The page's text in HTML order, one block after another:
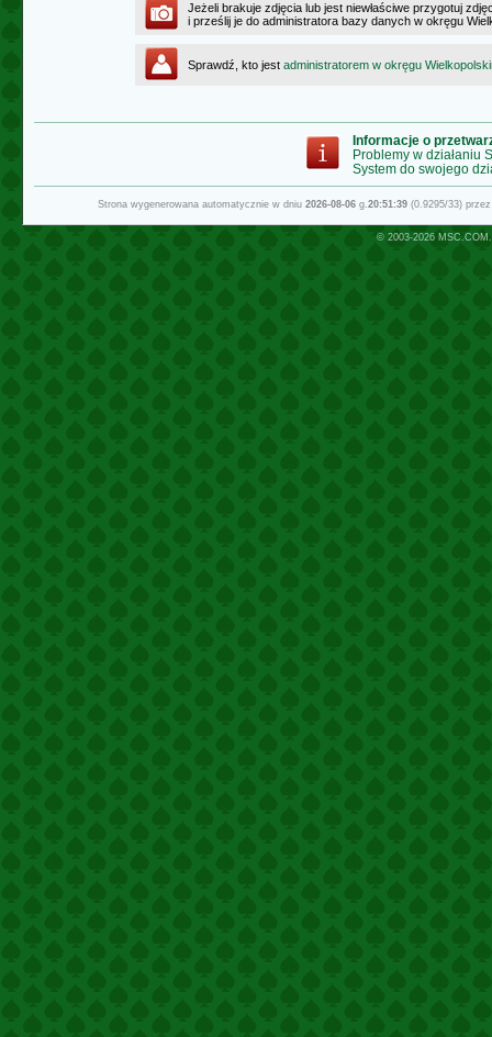
Jeżeli brakuje zdjęcia lub jest niewłaściwe przygotuj
i prześlij je do administratora bazy danych w okręgu
Sprawdź, kto jest administratorem w okręgu
Informacje o
Problemy w działaniu
System do swojego
Strona wygenerowana automatycznie w dniu 2026-08-06g.20:51:39(0.9295/33)
© 2003-2026